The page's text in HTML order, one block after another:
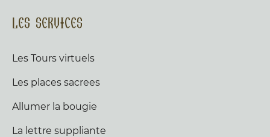
Les services
Les Tours virtuels
Les places sacrees
Allumer la bougie
La lettre suppliante